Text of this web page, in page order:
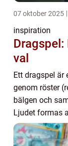
07 oktober 2025
inspiration
val
Ett dragspel är
genom röster
bälgen och
Ljudet formas